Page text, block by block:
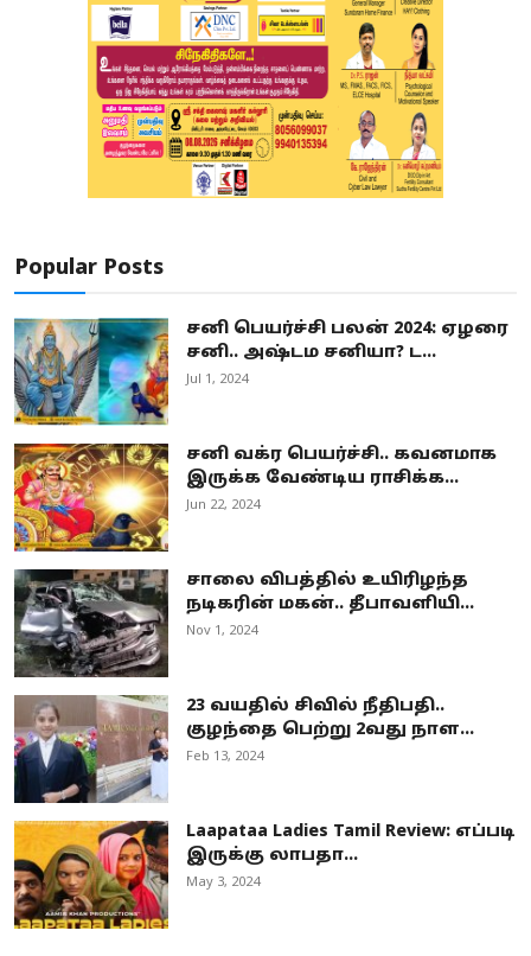
Popular Posts
சனி பெயர்ச்சி பலன் 2024: ஏழரை
சனி.. அஷ்டம சனியா? ட...
Jul 1, 2024
சனி வக்ர பெயர்ச்சி.. கவனமாக
இருக்க வேண்டிய ராசிக்க...
Jun 22, 2024
சாலை விபத்தில் உயிரிழந்த
நடிகரின் மகன்.. தீபாவளியி...
Nov 1, 2024
23 வயதில் சிவில் நீதிபதி..
குழந்தை பெற்று 2வது நாள...
Feb 13, 2024
Laapataa Ladies Tamil Review: எப்படி
இருக்கு லாபதா...
May 3, 2024